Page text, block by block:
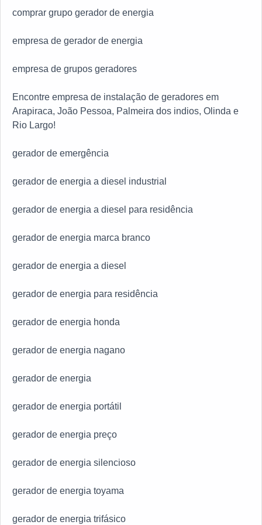
para os clientes. Tem uma equipe com profissionais
pela NR10 que esperam seu contato para melhor
SEGMENTONa TECNOGEN Grupos Geradores existe
de geradores de energia. A empresa oferece opções
como manutenção de geradores e locação de
geradores com ótima qualidade e eficiência.Se
consegue também proporcionar um atendimento
TECNOGEN Grupos Geradores é uma empresa que
qualidade, que comprovam sua essência de trazer o
comprar grupo gerador de energia
empresa de gerador de energia
empresa de grupos geradores
Encontre empresa de instalação de geradores em
Arapiraca, João Pessoa, Palmeira dos indios, Olinda e
Rio Largo!
gerador de emergência
gerador de energia a diesel industrial
gerador de energia a diesel para residência
gerador de energia marca branco
gerador de energia a diesel
gerador de energia para residência
gerador de energia honda
gerador de energia nagano
gerador de energia
gerador de energia portátil
gerador de energia preço
gerador de energia silencioso
gerador de energia toyama
gerador de energia trifásico